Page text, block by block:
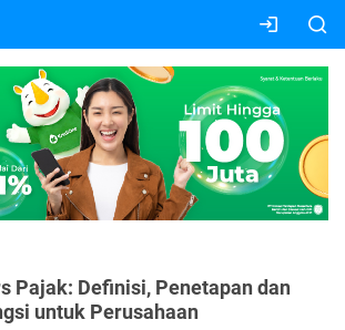
Pajak: Definisi, Penetapan dan
untuk Perusahaan